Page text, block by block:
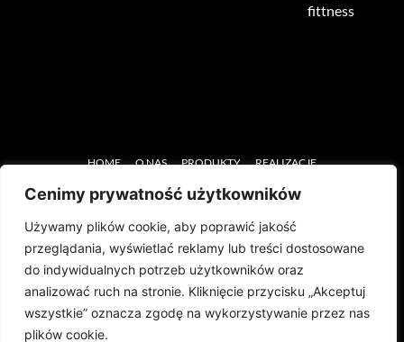
Cenimy prywatność użytkowników
Używamy plików cookie, aby poprawić jakość
przeglądania, wyświetlać reklamy lub treści dostosowane
do indywidualnych potrzeb użytkowników oraz
analizować ruch na stronie. Kliknięcie przycisku „Akceptuj
wszystkie” oznacza zgodę na wykorzystywanie przez nas
plików cookie.
fittness
HOME O NAS PRODUKTY REALIZACJE
PODŁOGI SPORTOWE AKTUALNOŚCI MARKI
SERWIS SPRZĘT REHABILITACYJNY